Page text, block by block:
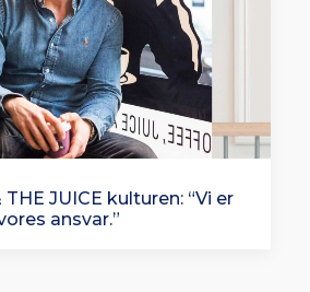
JUICE kulturen: “Vi er
ansvar.”